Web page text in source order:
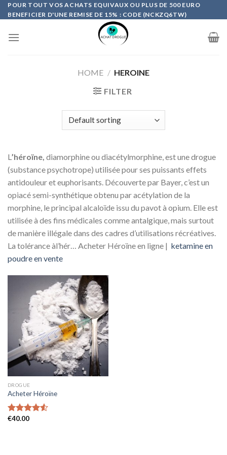
Skip
to
POUR TOUT VOS ACHATS EQUIVAUX OU PLUS DE 500 EURO
BENEFICIER D'UNE REMISE DE 15% : CODE (NCKZQ6TW)
HOME / HEROINE
FILTER
L’héroïne, diamorphine ou diacétylmorphine, est une drogue
(substance psychotrope) utilisée pour ses puissants effets
antidouleur et euphorisants. Découverte par Bayer, c’est un
opiacé semi-synthétique obtenu par acétylation de la
morphine, le principal alcaloïde issu du pavot à opium. Elle est
utilisée à des fins médicales comme antalgique, mais surtout
de manière illégale dans des cadres d’utilisations récréatives.
La tolérance àl’hér… Acheter Héroïne en ligne | ketamine en
poudre en vente
DROGUE
Acheter Héroïne
Rated
€40.00